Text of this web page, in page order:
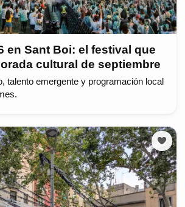
en Sant Boi: el festival que
cultural de septiembre
talento emergente y programación local